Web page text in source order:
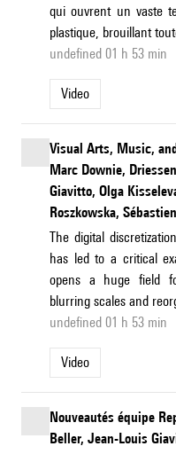
qui ouvrent un vaste
plastique, brouillant
undefined 01 h 53 min
Video
Visual Arts, Music,
Marc Downie,
Giavitto, Olga
Roszkowska,
The digital
has led to a critical
opens a huge field
blurring scales and
undefined 01 h 53 min
Video
Nouveautés équipe
Beller, Jean-Louis